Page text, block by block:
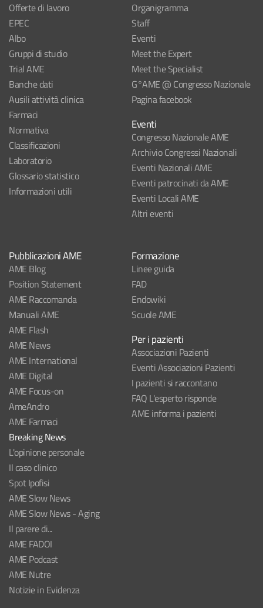
Offerte di lavoro
EPEC
Albo
Gruppi di studio
Trial AME
Banche dati
Ausili attività clinica
Farmaci
Normativa
Classificazioni
Laboratorio
Glossario statistico
Informazioni utili
Organigramma
Staff
Eventi
Meet the Expert
Meet the Specialist
G°AME @ Congresso Nazionale
Pagina facebook
Eventi
Congresso Nazionale AME
Archivio Congressi Nazionali
Eventi Nazionali AME
Eventi patrocinati da AME
Eventi Locali AME
Altri eventi
Pubblicazioni AME
AME Blog
Position Statement
AME Raccomanda
Manuali AME
AME Flash
AME News
AME International
AME Digital
AME Focus-on
AmeAndro
AME Farmaci
Breaking News
L'opinione personale
Il caso clinico
Spot Ipofisi
AME Slow News
AME Slow News - Aging
Il parere di...
AME FADOI
AME Podcast
AME Nutre
Notizie in Evidenza
Formazione
Linee guida
FAD
Endowiki
Scuole AME
Per i pazienti
Associazioni Pazienti
Eventi Associazioni Pazienti
I pazienti si raccontano
FAQ L'esperto risponde
AME informa i pazienti